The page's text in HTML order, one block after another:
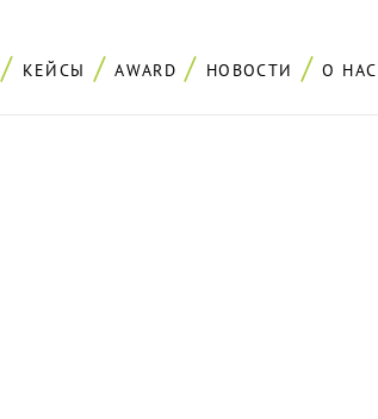
КЕЙСЫ AWARD НОВОСТИ О НАС